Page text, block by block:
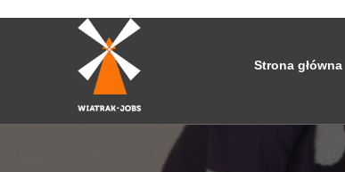
Strona główna